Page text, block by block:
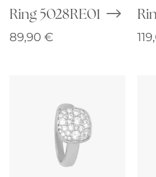
Ring 5028RE01
89,90 €